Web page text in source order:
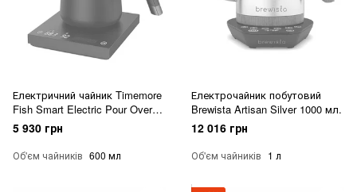
Електричний чайник Timemore
Fish Smart Electric Pour Over
Kettle 600 мл
5 930 грн
Об'єм чайників 600 мл
Електрочайник побутовий
Brewista Artisan Silver 1000 мл.
12 016 грн
Об'єм чайників 1 л